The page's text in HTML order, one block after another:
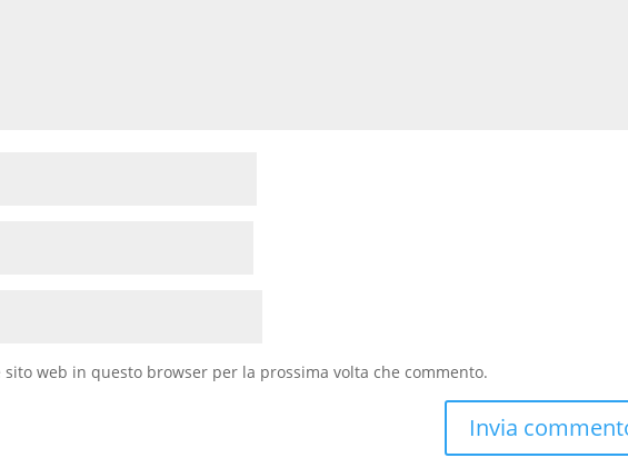
sito web in questo browser per la prossima volta che commento.